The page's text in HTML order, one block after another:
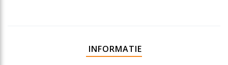
INFORMATIE